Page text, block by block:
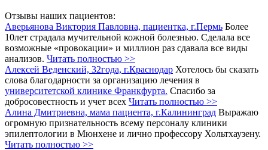
Отзывы наших пациентов:
Аверьянова Виктория Павловна, пациентка, г.Пермь Более
10лет страдала мучительной кожной болезнью. Сделала все
возможные «провокации» и миллион раз сдавала все виды
анализов. Читать полностью >>
Алексей Веденский, 32года, г.Краснодар Хотелось бы сказать
слова благодарности за организацию лечения в
университетской клинике Франкфурта. Спасибо за
добросовестность и учет всех Читать полностью >>
Алина Дмитриевна, мама пациента, г.Калининград Выражаю
огромную признательность всему персоналу клиники
эпилептологии в Мюнхене и лично профессору Хольтхаузену.
Читать полностью >>